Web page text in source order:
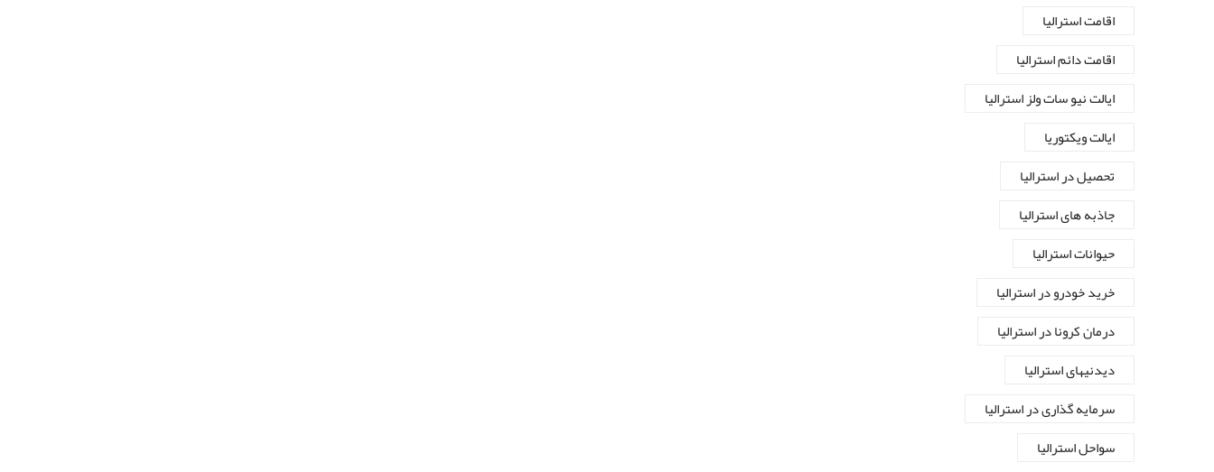
اقامت استرالیا
اقامت دائم استرالیا
ایالت نیو سات ولز استرالیا
ایالت ویکتوریا
تحصیل در استرالیا
جاذبه های استرالیا
حیوانات استرالیا
خرید خودرو در استرالیا
درمان کرونا در استرالیا
دیدنیهای استرالیا
سرمایه گذاری در استرالیا
سواحل استرالیا